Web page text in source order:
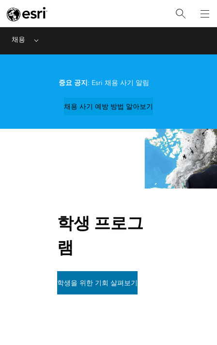
채용 Menu
중요 공지: Esri 채용 사기 알림
채용 사기 예방 방법 알아보기
학생 프로그
램
학생을 위한 기회 살펴보기